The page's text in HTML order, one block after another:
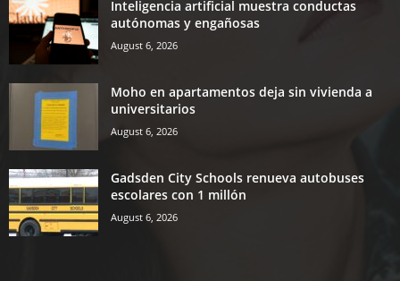
Inteligencia artificial muestra conductas
autónomas y engañosas
August 6, 2026
Moho en apartamentos deja sin vivienda a
universitarios
August 6, 2026
Gadsden City Schools renueva autobuses
escolares con 1 millón
August 6, 2026